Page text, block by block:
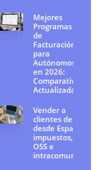
Mejores
Programas
de
Facturación
para
Autónomos
en 2026:
Comparativa
Actualizada
Vender a
clientes de la UE
desde España:
impuestos, IVA
OSS e
intracomunitario